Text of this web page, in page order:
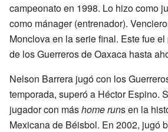
campeonato en 1998. Lo hizo como
como mánager (entrenador).
Monclova en la serie final. Este fue
de los Guerreros de Oaxaca hasta
Nelson Barrera jugó con los
temporada, superó a Héctor Espino.
jugador con máshome runs en la
Mexicana de Béisbol. En 2002, jugó